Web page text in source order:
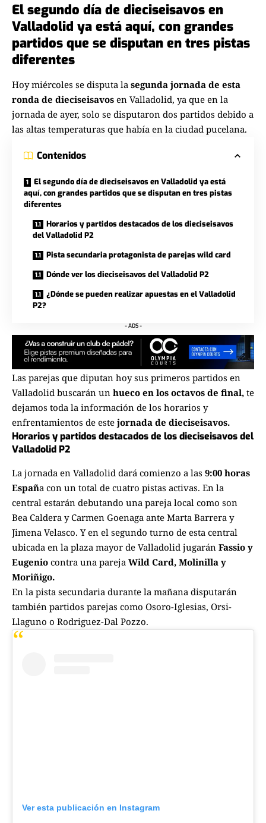
El segundo día de dieciseisavos en
Valladolid ya está aquí, con grandes
partidos que se disputan en tres pistas
diferentes
Hoy miércoles se disputa la segunda jornada de esta
ronda de dieciseisavos en Valladolid, ya que en la
jornada de ayer, solo se disputaron dos partidos debido a
las altas temperaturas que había en la ciudad pucelana.
Contenidos
El segundo día de dieciseisavos en Valladolid ya está
aquí, con grandes partidos que se disputan en tres pistas
diferentes
Horarios y partidos destacados de los dieciseisavos
del Valladolid P2
Pista secundaria protagonista de parejas wild card
Dónde ver los dieciseisavos del Valladolid P2
¿Dónde se pueden realizar apuestas en el Valladolid
P2?
- ADS -
Las parejas que diputan hoy sus primeros partidos en
Valladolid buscarán un hueco en los octavos de final, te
dejamos toda la información de los horarios y
enfrentamientos de este jornada de dieciseisavos.
Horarios y partidos destacados de los dieciseisavos del
Valladolid P2
La jornada en Valladolid dará comienzo a las 9:00 horas
España con un total de cuatro pistas activas. En la
central estarán debutando una pareja local como son
Bea Caldera y Carmen Goenaga ante Marta Barrera y
Jimena Velasco. Y en el segundo turno de esta central
ubicada en la plaza mayor de Valladolid jugarán Fassio y
Eugenio contra una pareja Wild Card, Molinilla y
Moriñigo.
En la pista secundaria durante la mañana disputarán
también partidos parejas como Osoro-Iglesias, Orsi-
Llaguno o Rodriguez-Dal Pozzo.
Ver esta publicación en Instagram